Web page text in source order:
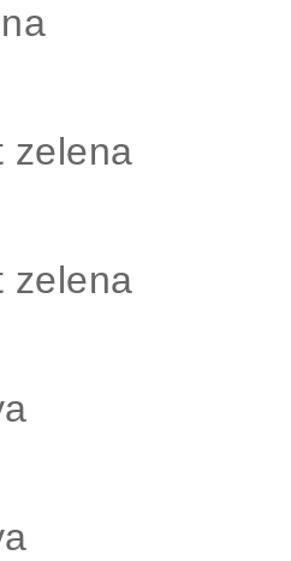
zelena
zelena